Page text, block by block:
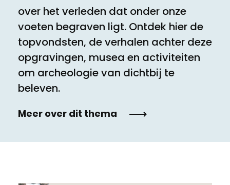
over het verleden dat onder onze
voeten begraven ligt. Ontdek hier de
topvondsten, de verhalen achter deze
opgravingen, musea en activiteiten
om archeologie van dichtbij te
beleven.
Meer over dit thema